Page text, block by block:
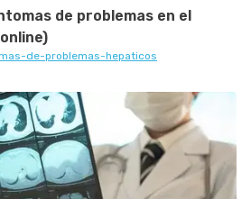
de problemas en el
de-problemas-hepaticos